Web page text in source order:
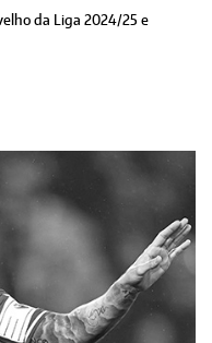
da Liga 2024/25 e